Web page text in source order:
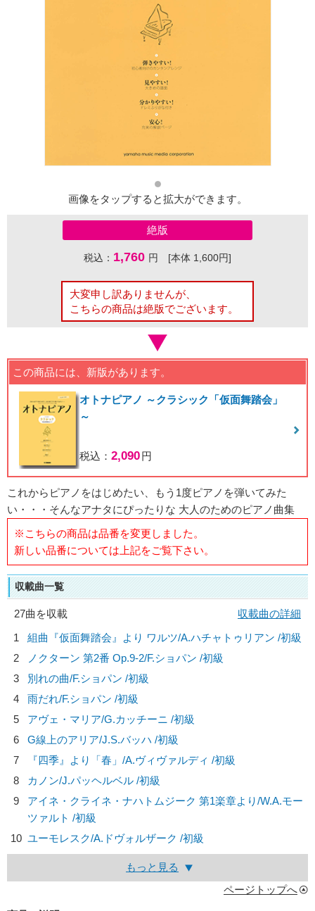
画像をタップすると拡大ができます。
絶版
税込： 1,760 円 [本体 1,600円]
大変申し訳ありませんが、
こちらの商品は絶版でございます。
この商品には、新版があります。
オトナピアノ ～クラシック「仮面舞踏会」
～
税込： 2,090円
これからピアノをはじめたい、もう1度ピアノを弾いてみた
い・・・そんなアナタにぴったりな 大人のためのピアノ曲集
※こちらの商品は品番を変更しました。
新しい品番については上記をご覧下さい。
収載曲一覧
27曲を収載
収載曲の詳細
1
組曲『仮面舞踏会』より ワルツ/A.ハチャトゥリアン /初級
2
ノクターン 第2番 Op.9-2/F.ショパン /初級
3
別れの曲/F.ショパン /初級
4
雨だれ/F.ショパン /初級
5
アヴェ・マリア/G.カッチーニ /初級
6
G線上のアリア/J.S.バッハ /初級
7
『四季』より「春」/A.ヴィヴァルディ /初級
8
カノン/J.パッヘルベル /初級
9
アイネ・クライネ・ナハトムジーク 第1楽章より/W.A.モー
ツァルト /初級
10 ユーモレスク/A.ドヴォルザーク /初級
もっと見る
ページトップへ